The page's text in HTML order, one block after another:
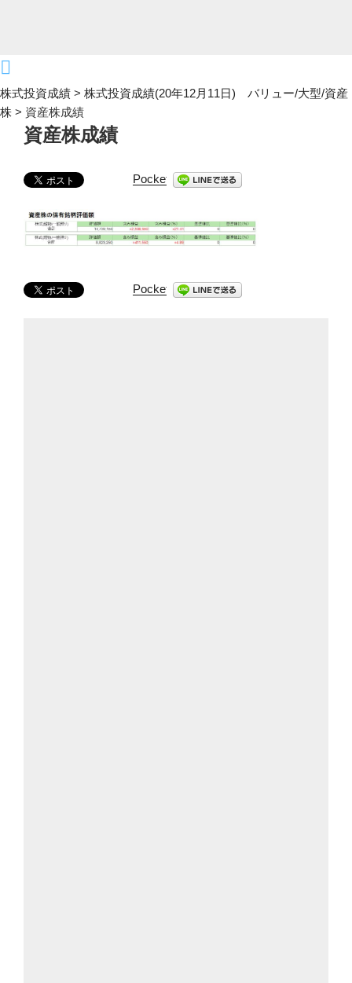
株式投資成績 > 株式投資成績(20年12月11日) バリュー/大型/資産
株 > 資産株成績
資産株成績
Pocket
Pocket